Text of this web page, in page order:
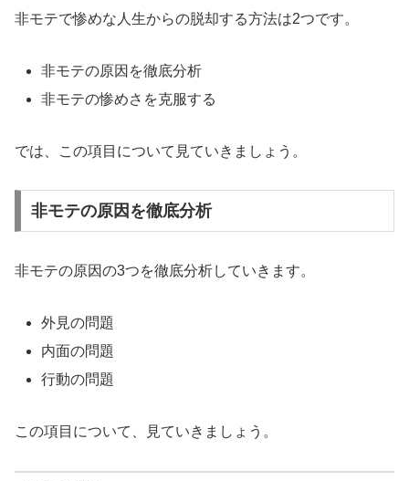
非モテで惨めな人生からの脱却する方法は2つです。
非モテの原因を徹底分析
非モテの惨めさを克服する
では、この項目について見ていきましょう。
非モテの原因を徹底分析
非モテの原因の3つを徹底分析していきます。
外見の問題
内面の問題
行動の問題
この項目について、見ていきましょう。